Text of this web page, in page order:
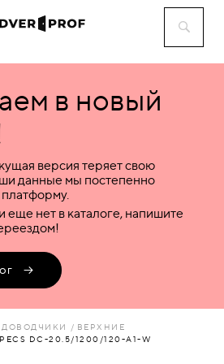
в новый
версия теряет свою
данные мы постепенно
еще нет в каталоге, напишите
ДОВОДЧИКИ
ВЕРХНИЕ
DC-20.5/1200/120-A1-W